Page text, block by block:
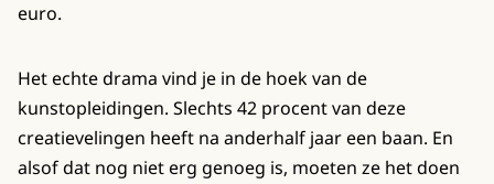
euro.
Het echte drama vind je in de hoek van de
kunstopleidingen. Slechts 42 procent van deze
creatievelingen heeft na anderhalf jaar een baan. En
alsof dat nog niet erg genoeg is, moeten ze het doen